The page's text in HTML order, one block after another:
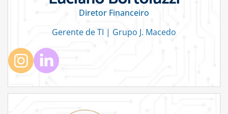
Diretor Financeiro
Gerente de TI | Grupo J. Macedo